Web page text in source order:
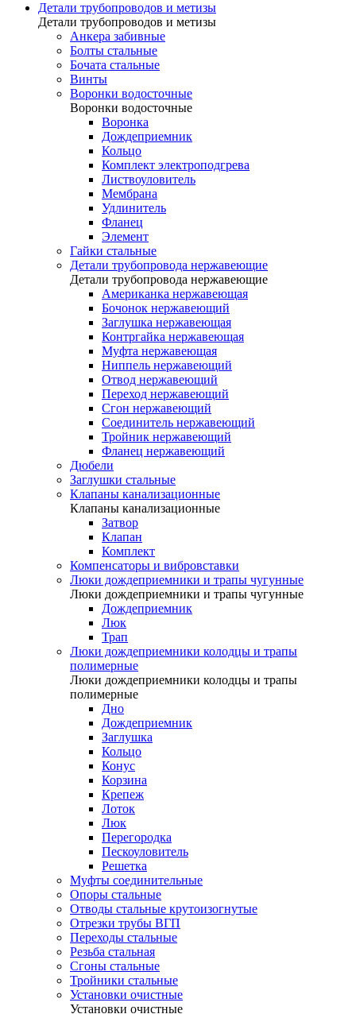
Детали трубопроводов и метизы
Детали трубопроводов и метизы
Анкера забивные
Болты стальные
Бочата стальные
Винты
Воронки водосточные
Воронки водосточные
Воронка
Дождеприемник
Кольцо
Комплект электроподгрева
Листвоуловитель
Мембрана
Удлинитель
Фланец
Элемент
Гайки стальные
Детали трубопровода нержавеющие
Детали трубопровода нержавеющие
Американка нержавеющая
Бочонок нержавеющий
Заглушка нержавеющая
Контргайка нержавеющая
Муфта нержавеющая
Ниппель нержавеющий
Отвод нержавеющий
Переход нержавеющий
Сгон нержавеющий
Соединитель нержавеющий
Тройник нержавеющий
Фланец нержавеющий
Дюбели
Заглушки стальные
Клапаны канализационные
Клапаны канализационные
Затвор
Клапан
Комплект
Компенсаторы и вибровставки
Люки дождеприемники и трапы чугунные
Люки дождеприемники и трапы чугунные
Дождеприемник
Люк
Трап
Люки дождеприемники колодцы и трапы
полимерные
Люки дождеприемники колодцы и трапы
полимерные
Дно
Дождеприемник
Заглушка
Кольцо
Конус
Корзина
Крепеж
Лоток
Люк
Перегородка
Пескоуловитель
Решетка
Муфты соединительные
Опоры стальные
Отводы стальные крутоизогнутые
Отрезки трубы ВГП
Переходы стальные
Резьба стальная
Сгоны стальные
Тройники стальные
Установки очистные
Установки очистные